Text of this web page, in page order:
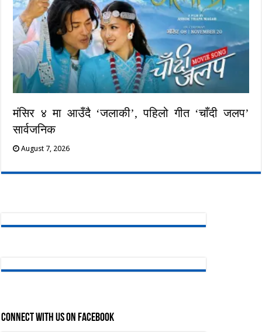
मंसिर ४ मा आउँदै ‘जलाकी’, पहिलो गीत ‘चाँदी जलप’
सार्वजनिक
August 7, 2026
Connect with us on Facebook